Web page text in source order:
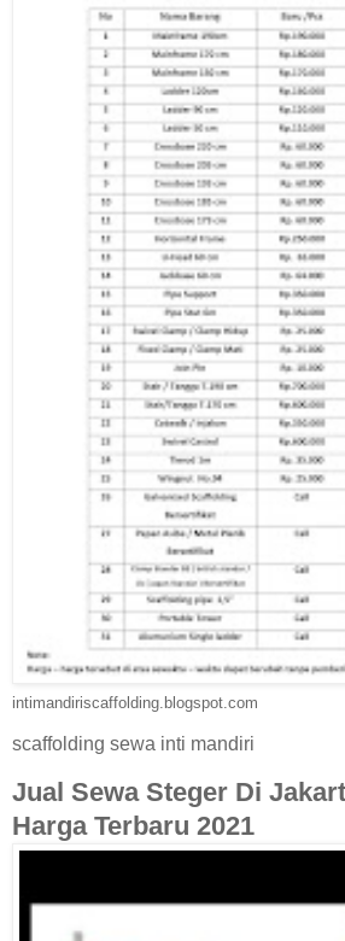
intimandiriscaffolding.blogspot.com
scaffolding sewa inti mandiri
Jual Sewa Steger Di
Harga Terbaru 2021